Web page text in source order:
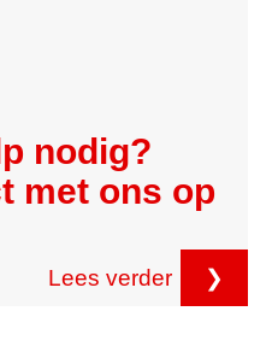
nodig?
met ons op
Lees verder ❯